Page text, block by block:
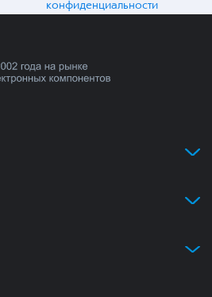
конфиденциальности